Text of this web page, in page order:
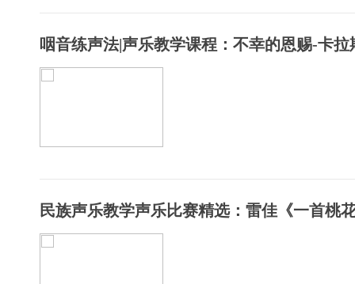
咽音练声法|声乐教学课程：不幸的恩赐-卡拉
民族声乐教学声乐比赛精选：雷佳《一首桃